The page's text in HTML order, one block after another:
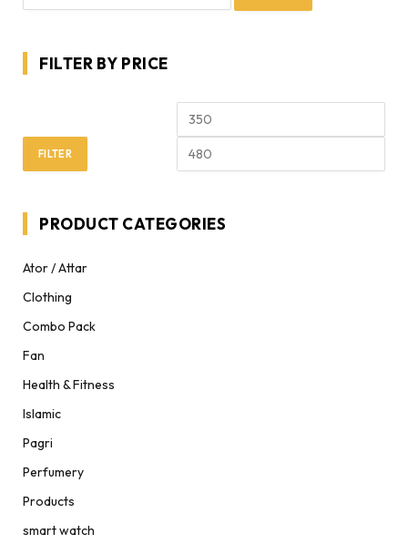
FILTER BY PRICE
FILTER
PRODUCT CATEGORIES
Ator / Attar
Clothing
Combo Pack
Fan
Health & Fitness
Islamic
Pagri
Perfumery
Products
smart watch